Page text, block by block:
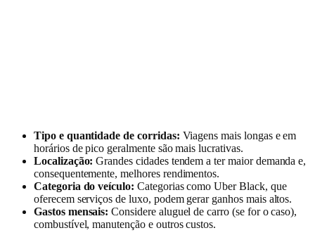
Tipo e quantidade de corridas: Viagens mais longas e em
horários de pico geralmente são mais lucrativas.
Localização: Grandes cidades tendem a ter maior demanda e,
consequentemente, melhores rendimentos.
Categoria do veículo: Categorias como Uber Black, que
oferecem serviços de luxo, podem gerar ganhos mais altos.
Gastos mensais: Considere aluguel de carro (se for o caso),
combustível, manutenção e outros custos.